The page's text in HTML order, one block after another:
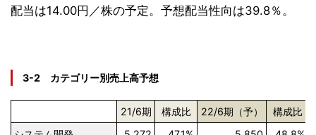
配当は14.00円／株の予定。予想配当性向は39.8％。
3-2 カテゴリー別売上高予想
21/6期 構成比 22/6期（予） 構成比